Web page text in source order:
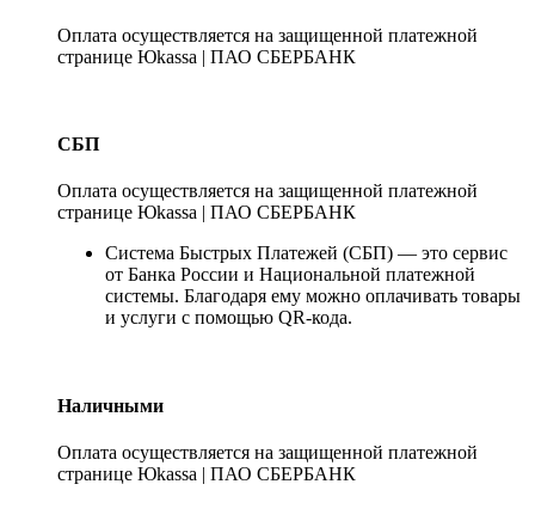
Оплата осуществляется на защищенной платежной
странице Юkassa | ПАО СБЕРБАНК
СБП
Оплата осуществляется на защищенной платежной
странице Юkassa | ПАО СБЕРБАНК
Система Быстрых Платежей (СБП) — это сервис
от Банка России и Национальной платежной
системы. Благодаря ему можно оплачивать товары
и услуги с помощью QR-кода.
Наличными
Оплата осуществляется на защищенной платежной
странице Юkassa | ПАО СБЕРБАНК